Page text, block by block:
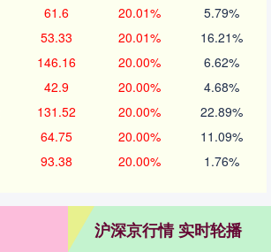
61.6 20.01% 5.79%
53.33 20.01% 16.21%
146.16 20.00% 6.62%
42.9 20.00% 4.68%
131.52 20.00% 22.89%
64.75 20.00% 11.09%
93.38 20.00% 1.76%
沪深京行情 实时轮播